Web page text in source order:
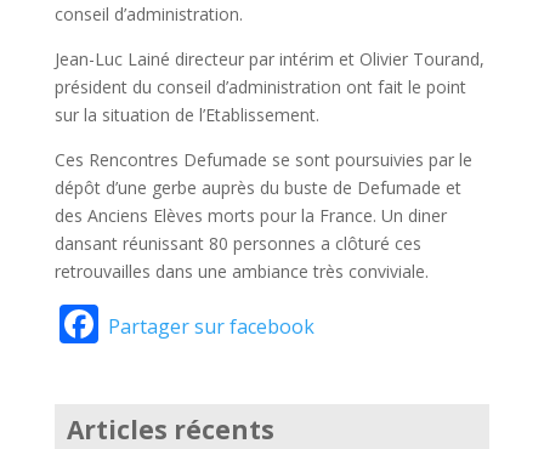
conseil d’administration.
Jean-Luc Lainé directeur par intérim et Olivier Tourand,
président du conseil d’administration ont fait le point
sur la situation de l’Etablissement.
Ces Rencontres Defumade se sont poursuivies par le
dépôt d’une gerbe auprès du buste de Defumade et
des Anciens Elèves morts pour la France. Un diner
dansant réunissant 80 personnes a clôturé ces
retrouvailles dans une ambiance très conviviale.
Facebook
Partager sur facebook
Articles récents